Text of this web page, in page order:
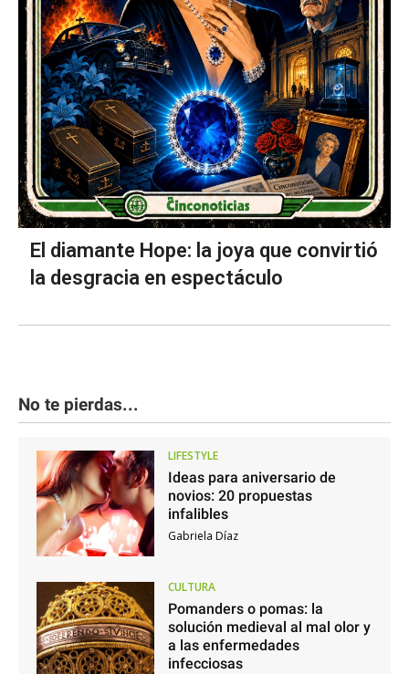
El diamante Hope: la joya que convirtió
la desgracia en espectáculo
No te pierdas...
LIFESTYLE
Ideas para aniversario de
novios: 20 propuestas
infalibles
Gabriela Díaz
CULTURA
Pomanders o pomas: la
solución medieval al mal olor y
a las enfermedades
infecciosas